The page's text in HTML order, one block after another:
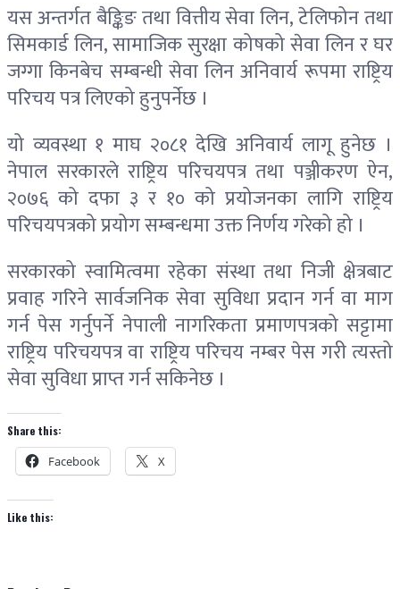
यस अन्तर्गत बैङ्किङ तथा वित्तीय सेवा लिन, टेलिफोन तथा
सिमकार्ड लिन, सामाजिक सुरक्षा कोषको सेवा लिन र घर
जग्गा किनबेच सम्बन्धी सेवा लिन अनिवार्य रूपमा राष्ट्रिय
परिचय पत्र लिएको हुनुपर्नेछ ।
यो व्यवस्था १ माघ २०८१ देखि अनिवार्य लागू हुनेछ ।
नेपाल सरकारले राष्ट्रिय परिचयपत्र तथा पञ्जीकरण ऐन,
२०७६ को दफा ३ र १० को प्रयोजनका लागि राष्ट्रिय
परिचयपत्रको प्रयोग सम्बन्धमा उक्त निर्णय गरेको हो ।
सरकारको स्वामित्वमा रहेका संस्था तथा निजी क्षेत्रबाट
प्रवाह गरिने सार्वजनिक सेवा सुविधा प्रदान गर्न वा माग
गर्न पेस गर्नुपर्ने नेपाली नागरिकता प्रमाणपत्रको सट्टामा
राष्ट्रिय परिचयपत्र वा राष्ट्रिय परिचय नम्बर पेस गरी त्यस्तो
सेवा सुविधा प्राप्त गर्न सकिनेछ ।
Share this:
Facebook X
Like this: